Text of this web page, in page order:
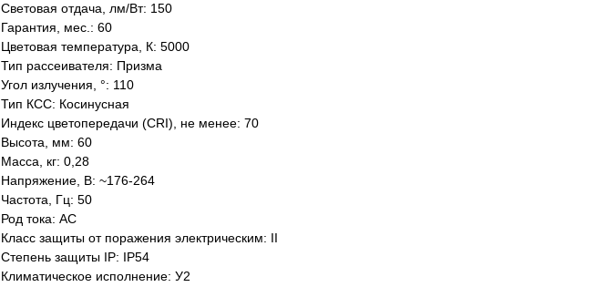
Световая отдача, лм/Вт: 150
Гарантия, мес.: 60
Цветовая температура, К: 5000
Тип рассеивателя: Призма
Угол излучения, °: 110
Тип КСС: Косинусная
Индекс цветопередачи (CRI), не менее: 70
Высота, мм: 60
Масса, кг: 0,28
Напряжение, В: ~176-264
Частота, Гц: 50
Род тока: AC
Класс защиты от поражения электрическим: II
Степень защиты IP: IP54
Климатическое исполнение: У2